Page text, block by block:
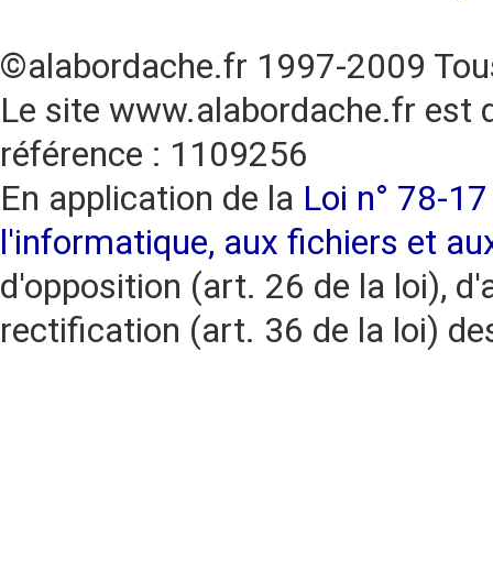
©alabordache.fr 1997-2009
Le site www.alabordache.fr est
référence : 1109256
En application de la Loi n° 78-
l'informatique, aux fichiers et
d'opposition (art. 26 de la loi),
rectification (art. 36 de la loi)